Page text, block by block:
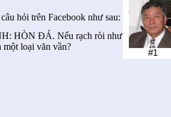
#1
hỏi trên Facebook như sau:
HÒN ĐÁ. Nếu rạch ròi như
loại văn vần?